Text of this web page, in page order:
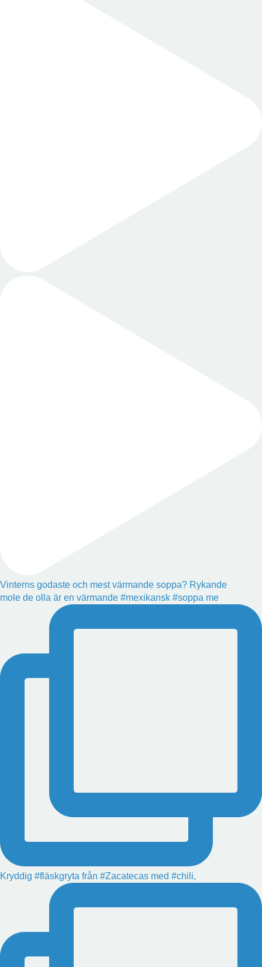
Vinterns godaste och mest värmande soppa? Rykande
mole de olla är en värmande #mexikansk #soppa me
Kryddig #fläskgryta från #Zacatecas med #chili,